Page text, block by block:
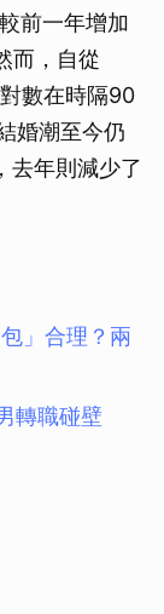
前一年增加
而，自從
數在時隔90
婚潮至今仍
去年則減少了
」合理？兩
轉職碰壁